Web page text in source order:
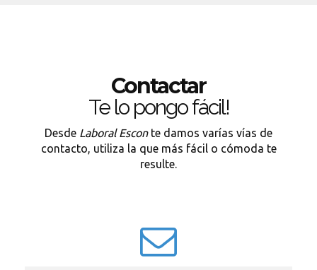
Contactar
Te lo pongo fácil!
Desde Laboral Esconte damos varías vías de
contacto, utiliza la que más fácil o cómoda te
resulte.